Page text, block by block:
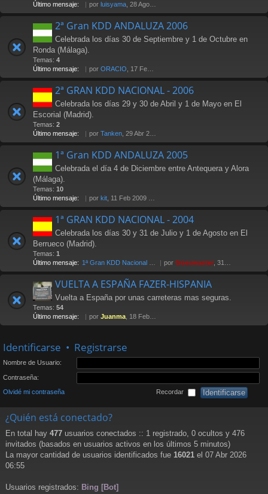
Último mensaje:
por luisyama , 28 Ago 2009 19:24
2ª Gran KDD ANDALUZA 2006
Celebrada los días 30 de Septiembre y 1 de Octubre en
Ronda (Málaga).
Temas: 4
Último mensaje:
por ORACIO , 17 Feb 2007 23:29
2ª GRAN KDD NACIONAL - 2006
Celebrada los días 29 y 30 de Abril y 1 de Mayo en El
Escorial (Madrid).
Temas: 2
Último mensaje:
por Tanken , 29 Abr 2006 14:25
1ª Gran KDD ANDALUZA 2005
Celebrada el día 4 de Diciembre entre Antequera y Alora
(Málaga).
Temas: 10
Último mensaje:
por kit , 11 Feb 2009 17:08
1ª GRAN KDD NACIONAL - 2004
Celebrada los días 30 y 31 de Julio y 1 de Agosto en El
Berrueco (Madrid).
Temas: 1
Último mensaje: 1ª Gran KDD Nacional 2004 por Güesmaster , 31 Oct 2005 11:37
VUELTA A ESPAÑA FAZER-HISPANIA
Vuelta a España por unas carreteras mas seguras.
Temas: 54
Último mensaje:
por Juanma , 18 Feb 2013 12:27
Identificarse • Registrarse
Nombre de Usuario:
Contraseña:
Olvidé mi contraseña Recordar
¿Quién está conectado?
En total hay 477 usuarios conectados :: 1 registrado, 0 ocultos y 476
invitados (basados en usuarios activos en los últimos 5 minutos)
La mayor cantidad de usuarios identificados fue 16021 el 07 Abr 2026
06:55
Usuarios registrados: Bing [Bot]